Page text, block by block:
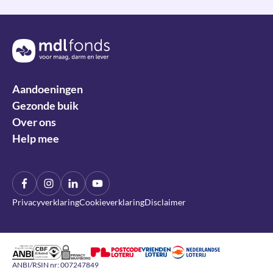
Terug naar de homepage
Aandoeningen
Gezonde buik
Over ons
Help mee
PrivacyverklaringCookieverklaringDisclaimer
FacebookInstagram
LinkInYouTube
Algemeen Nut Beogende Instelling
CBF Erkend Goed Doel
DDMA Privacy Waarborg
ANBI/RSIN nr: 007247849
Nationale Postcode Loterij
Vrienden LoterijNederlandse Loterij